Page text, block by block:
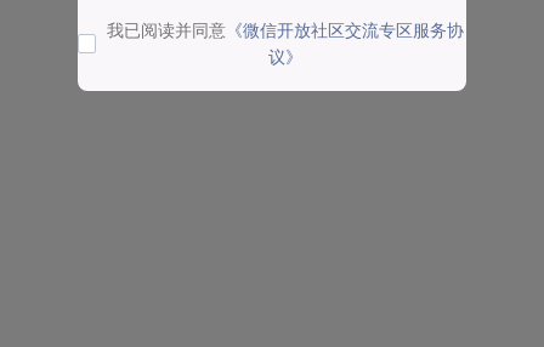
我已阅读并同意 《微信开放社区交流专区服务协
议》